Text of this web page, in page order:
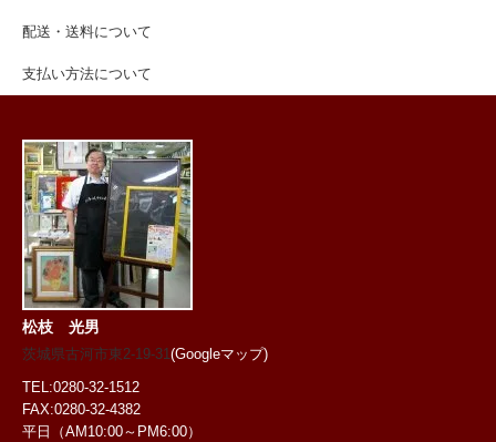
配送・送料について
支払い方法について
松枝 光男
茨城県古河市東2-19-31(Googleマップ)
TEL:0280-32-1512
FAX:0280-32-4382
平日（AM10:00～PM6:00）